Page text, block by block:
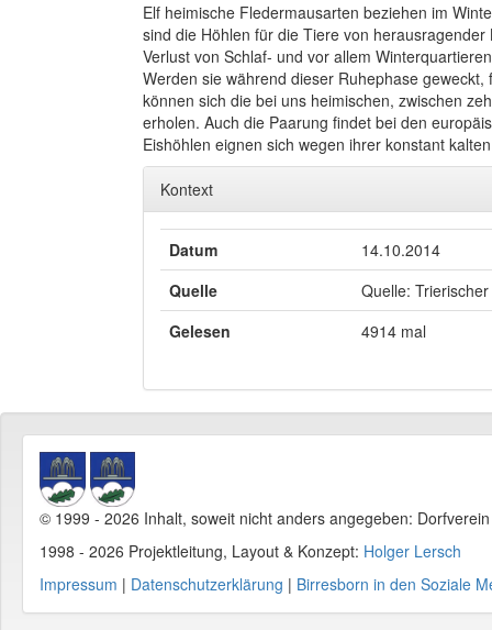
Elf heimische Fledermausarten beziehen im
sind die Höhlen für die Tiere von
Verlust von Schlaf- und vor allem
Werden sie während dieser Ruhephase
können sich die bei uns heimischen, zwischen
erholen. Auch die Paarung findet bei den
Eishöhlen eignen sich wegen ihrer konstant
Kontext
Datum
14.10.2014
Quelle
Quelle:
Gelesen
4914 mal
© 1999 - 2026 Inhalt, soweit nicht anders angegeben:
1998 - 2026 Projektleitung, Layout & Konzept: Holger Lersch
Impressum | Datenschutzerklärung | Birresborn in den Soziale